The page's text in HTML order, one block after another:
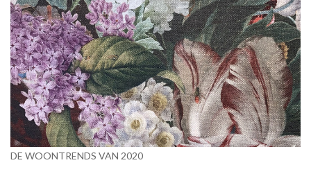
DE WOONTRENDS VAN 2020